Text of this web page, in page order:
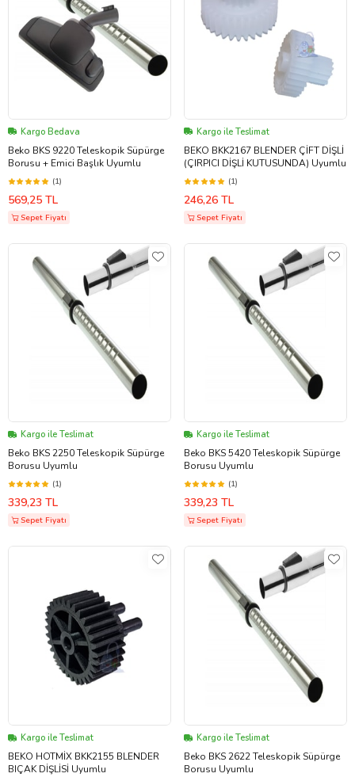
Kargo Bedava
Beko BKS 9220 Teleskopik Süpürge
Borusu + Emici Başlık Uyumlu
(1)
569,25 TL
Sepet Fiyatı
Kargo ile Teslimat
BEKO BKK2167 BLENDER ÇİFT DİŞLİ
(ÇIRPICI DİŞLİ KUTUSUNDA) Uyumlu
(1)
246,26 TL
Sepet Fiyatı
Kargo ile Teslimat
Beko BKS 2250 Teleskopik Süpürge
Borusu Uyumlu
(1)
339,23 TL
Sepet Fiyatı
Kargo ile Teslimat
Beko BKS 5420 Teleskopik Süpürge
Borusu Uyumlu
(1)
339,23 TL
Sepet Fiyatı
Kargo ile Teslimat
BEKO HOTMİX BKK2155 BLENDER
BIÇAK DİŞLİSİ Uyumlu
Kargo ile Teslimat
Beko BKS 2622 Teleskopik Süpürge
Borusu Uyumlu